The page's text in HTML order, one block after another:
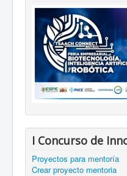
I Concurso de
Proyectos para mentoría
Crear proyecto mentoria